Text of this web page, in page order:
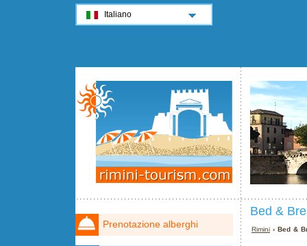
Bed &
Rimini › Bed &
Prenotazione alberghi
Italiano